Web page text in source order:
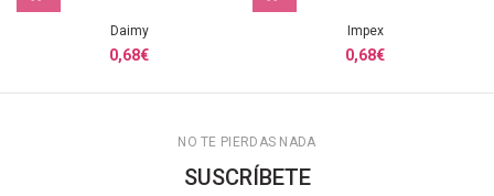
Daimy
0,68€
Impex
0,68€
NO TE PIERDAS NADA
SUSCRÍBETE